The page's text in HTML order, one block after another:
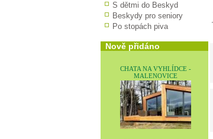
S dětmi do Beskyd
Beskydy pro seniory
Po stopách piva
Nově přidáno
CHATA NA VYHLÍDCE -
MALENOVICE